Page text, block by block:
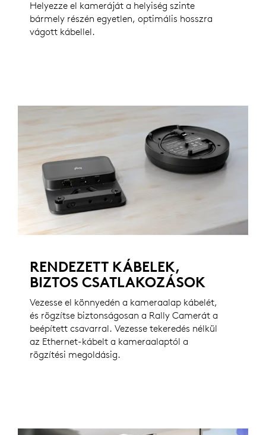
Helyezze el kameráját a helyiség szinte
bármely részén egyetlen, optimális hosszra
vágott kábellel.
RENDEZETT KÁBELEK,
BIZTOS CSATLAKOZÁSOK
Vezesse el könnyedén a kameraalap kábelét,
és rögzítse biztonságosan a Rally Camerát a
beépített csavarral. Vezesse tekeredés nélkül
az Ethernet-kábelt a kameraalaptól a
rögzítési megoldásig.